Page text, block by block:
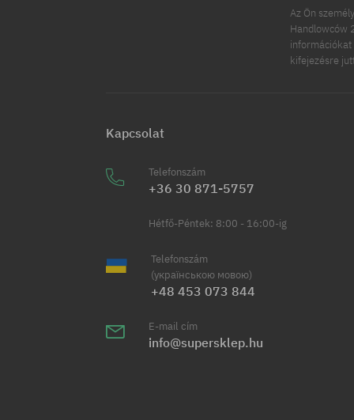
Az Ön
Handlowców
információkat
kifejezésre
Kapcsolat
Telefonszám
+36 30 871-5757
Hétfő-Péntek: 8:00 - 16:00-ig
Telefonszám
(українською мовою)
+48 453 073 844
E-mail cím
info@supersklep.hu